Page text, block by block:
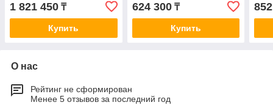
1 821 450 ₸
Купить
624 300₸
Купить
О нас
Рейтинг не сформирован
Менее 5 отзывов за последний год